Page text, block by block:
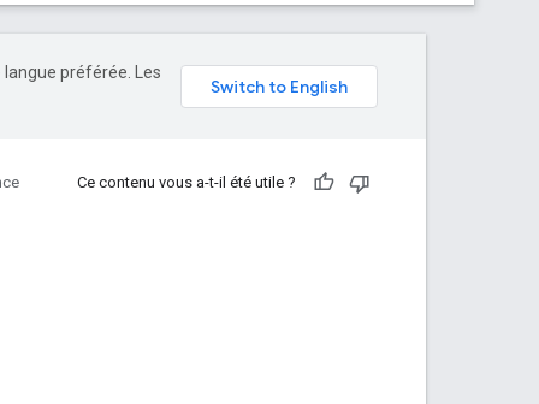
préférée. Les
Ce contenu vous a-t-il été utile ?